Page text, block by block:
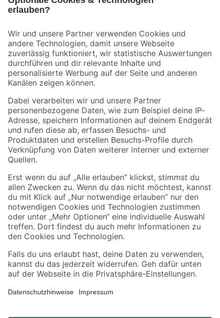
Der toom Newsletter: Keine Angebote und Aktionen mehr verpassen!
Zur Newsletter Anmeldung
Folge uns
Zahlungsarten Versandarten
Sicher einkaufen
Jetzt die toom-App herunterladen
Alle Preisangaben in EUR inkl. gesetzl. MwSt.. Die dargestellten Angebote sind unter
Umständen nicht in allen Märkten verfügbar. Die angegebenen Verfügbarkeiten beziehen
Produkte nur solange der Vorrat reicht.
*Paketversand ab 59 € versandkostenfrei, gilt nicht für Artikel mit Speditionsversand, hier